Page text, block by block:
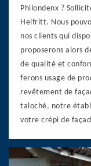
Philondenx ?
Helfritt. Nous
nos clients qui
proposerons alors
de qualité et
ferons usage de
revêtement de
taloché, notre
votre crépi de